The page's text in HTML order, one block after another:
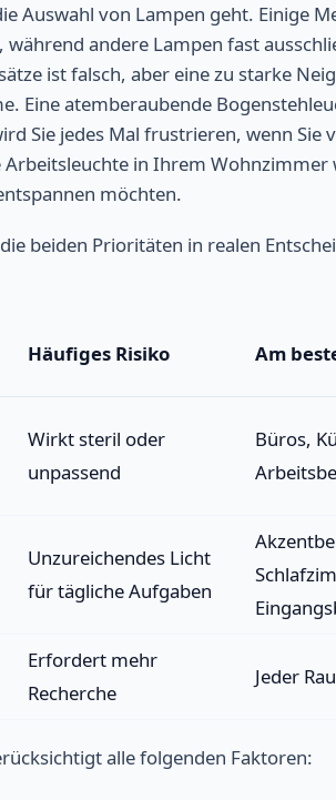
Auswahl von Lampen geht. Einige
andere Lampen fast
ist falsch, aber eine zu starke
Eine atemberaubende
Sie jedes Mal frustrieren, wenn Sie
Arbeitsleuchte in Ihrem
möchten.
beiden Prioritäten in realen
Häufiges Risiko Am
Wirkt steril oder
unpassend
Büros,
Unzureichendes Licht
für tägliche Aufgaben
Erfordert mehr
Recherche
Jeder
alle folgenden Faktoren: